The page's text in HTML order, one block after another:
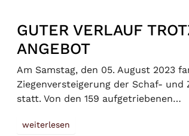
GUTER VERLAUF
ANGEBOT
Am Samstag, den 05. August 2023
Ziegenversteigerung der Schaf- und
statt. Von den 159 aufgetriebenen…
weiterlesen